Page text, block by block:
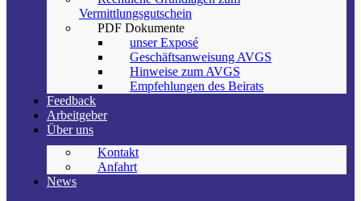
Vermittlungsgutschein
PDF Dokumente
unser Exposé
Geschäftsanweisung AVGS
Hinweise zum AVGS
Empfehlungen des Beirats
Feedback
Arbeitgeber
Über uns
Kontakt
Anfahrt
News